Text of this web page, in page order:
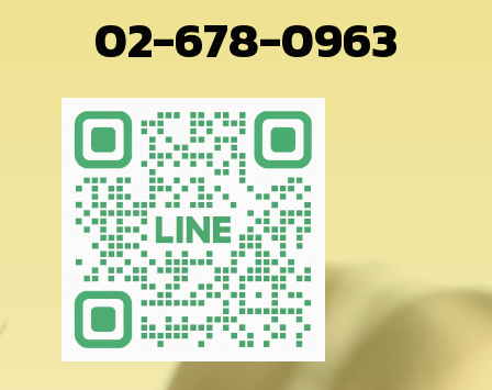
02-678-0963